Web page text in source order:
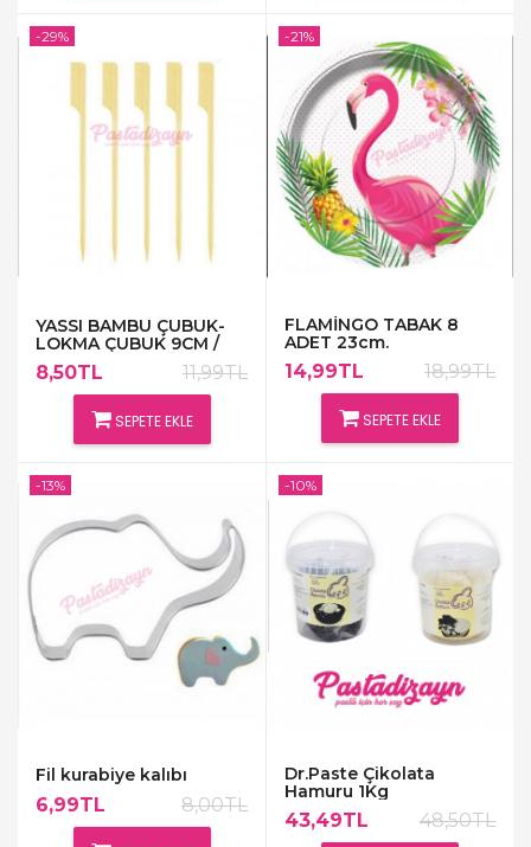
-29%
YASSI BAMBU ÇUBUK-
LOKMA ÇUBUK 9CM /
100 ADET
8,50TL 11,99TL
SEPETE EKLE
-21%
FLAMİNGO TABAK 8
ADET 23cm.
14,99TL 18,99TL
SEPETE EKLE
-13%
Fil kurabiye kalıbı
6,99TL 8,00TL
-10%
Dr.Paste Çikolata
Hamuru 1Kg
43,49TL 48,50TL